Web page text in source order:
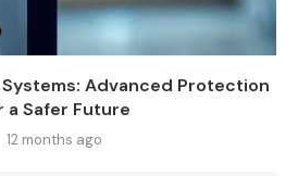
Advanced Protection
a Safer Future
12 months ago